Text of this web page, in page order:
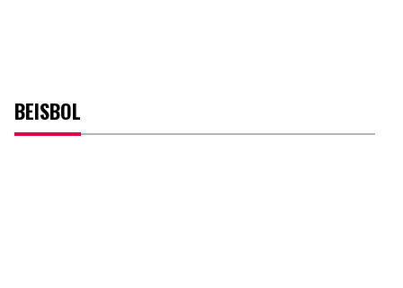
BEISBOL